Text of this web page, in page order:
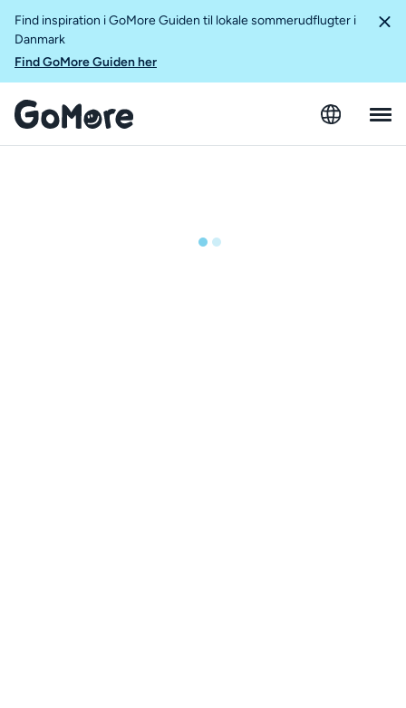
Find inspiration i GoMore Guiden til lokale sommerudflugter i
Danmark
Find GoMore Guiden her